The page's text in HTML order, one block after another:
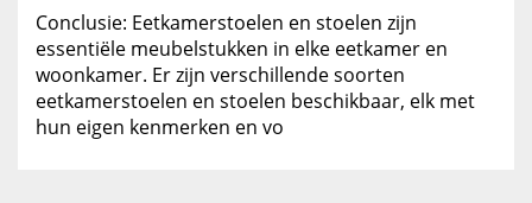
Conclusie: Eetkamerstoelen en stoelen zijn
essentiële meubelstukken in elke eetkamer en
woonkamer. Er zijn verschillende soorten
eetkamerstoelen en stoelen beschikbaar, elk met
hun eigen kenmerken en vo